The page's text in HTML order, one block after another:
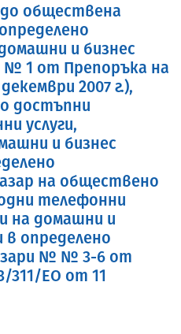
обществена
и бизнес
№ 1 от Препоръка на
2007 г.),
достъпни
услуги,
и бизнес
на обществено
телефонни
на домашни и
определено
№ № 3-6 от
311/ЕО от 11